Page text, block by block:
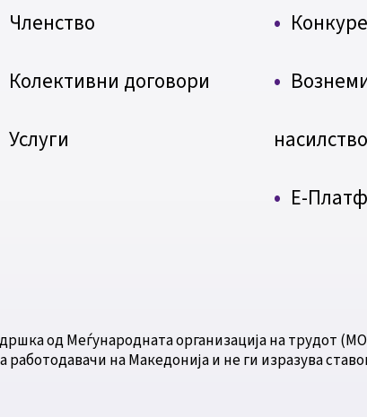
Членство
Колективни договори
Услуги
насилство
Е-
од Меѓународната организација на трудот
работодавачи на Македонија и не ги изразува